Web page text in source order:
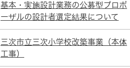
基本・実施設計業務の公募型プロポ
ーザルの設計者選定結果について
三次市立三次小学校改築事業（本体
工事）